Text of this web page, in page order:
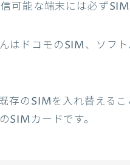
可能な端末には必ずSIM
はドコモのSIM、ソフ
存のSIMを入れ替える
SIMカードです。